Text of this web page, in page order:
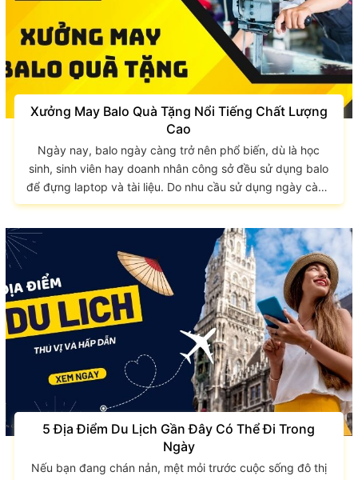
Xưởng May Balo Quà Tặng Nổi Tiếng Chất Lượng
Cao
Ngày nay, balo ngày càng trở nên phổ biến, dù là học
sinh, sinh viên hay doanh nhân công sở đều sử dụng balo
để đựng laptop và tài liệu. Do nhu cầu sử dụng ngày càng
nhiều mà mẫu mã balo ngày càng đa dạng, công dụng
một món quà tặng cá nhân hoặc món quà mà doanh
nghiệp gửi đến đối tác, khách hàng. Sau đây là...
5 Địa Điểm Du Lịch Gần Đây Có Thể Đi Trong
Ngày
Nếu bạn đang chán nản, mệt mỏi trước cuộc sống đô thị